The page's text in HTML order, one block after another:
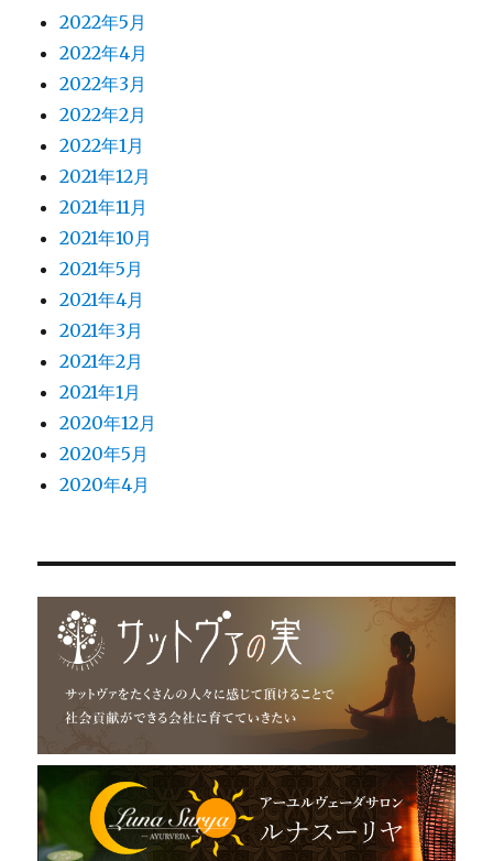
2022年5月
2022年4月
2022年3月
2022年2月
2022年1月
2021年12月
2021年11月
2021年10月
2021年5月
2021年4月
2021年3月
2021年2月
2021年1月
2020年12月
2020年5月
2020年4月